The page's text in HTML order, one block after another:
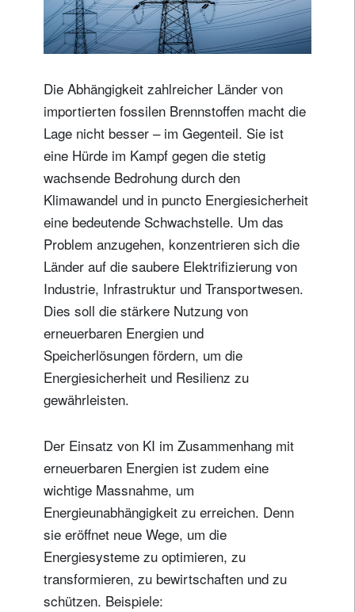
Die Abhängigkeit zahlreicher Länder von
importierten fossilen Brennstoffen macht die
Lage nicht besser – im Gegenteil. Sie ist
eine Hürde im Kampf gegen die stetig
wachsende Bedrohung durch den
Klimawandel und in puncto Energiesicherheit
eine bedeutende Schwachstelle. Um das
Problem anzugehen, konzentrieren sich die
Länder auf die saubere Elektrifizierung von
Industrie, Infrastruktur und Transportwesen.
Dies soll die stärkere Nutzung von
erneuerbaren Energien und
Speicherlösungen fördern, um die
Energiesicherheit und Resilienz zu
gewährleisten.
Der Einsatz von KI im Zusammenhang mit
erneuerbaren Energien ist zudem eine
wichtige Massnahme, um
Energieunabhängigkeit zu erreichen. Denn
sie eröffnet neue Wege, um die
Energiesysteme zu optimieren, zu
transformieren, zu bewirtschaften und zu
schützen. Beispiele: